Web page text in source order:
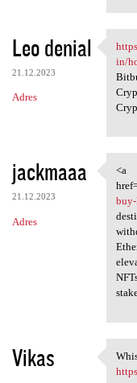
Leo denial
21.12.2023
Adres
in/
jackmaaa
21.12.2023
Adres
<a
<a
Vikas